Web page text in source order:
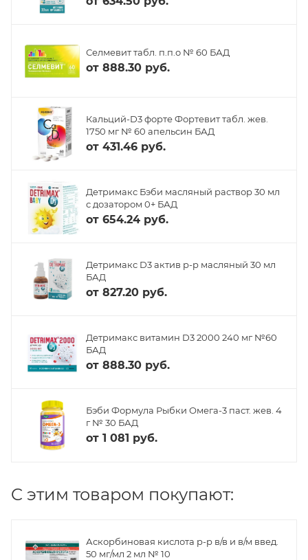
Селмевит табл. п.п.о № 60 БАД
от 888.30 руб.
Кальций-D3 форте Фортевит табл. жев.
1750 мг № 60 апельсин БАД
от 431.46 руб.
Детримакс Бэби масляный раствор 30 мл
с дозатором 0+ БАД
от 654.24 руб.
Детримакс D3 актив р-р масляный 30 мл
БАД
от 827.20 руб.
Детримакс витамин D3 2000 240 мг №60
БАД
от 888.30 руб.
Бэби Формула Рыбки Омега-3 паст. жев. 4
г № 30 БАД
от 1 081 руб.
C этим товаром покупают:
Аскорбиновая кислота р-р в/в и в/м введ.
50 мг/мл 2 мл № 10